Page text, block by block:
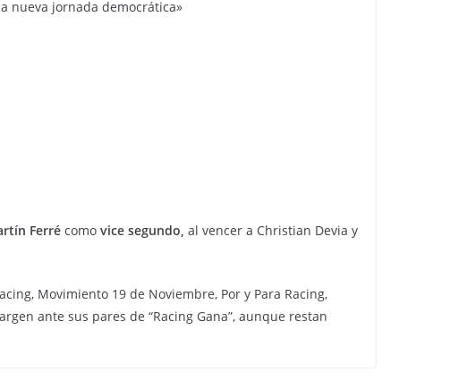
nueva jornada democrática»
Ferré como vice segundo, al vencer a Christian Devia y
Movimiento 19 de Noviembre, Por y Para Racing,
ante sus pares de “Racing Gana”, aunque restan